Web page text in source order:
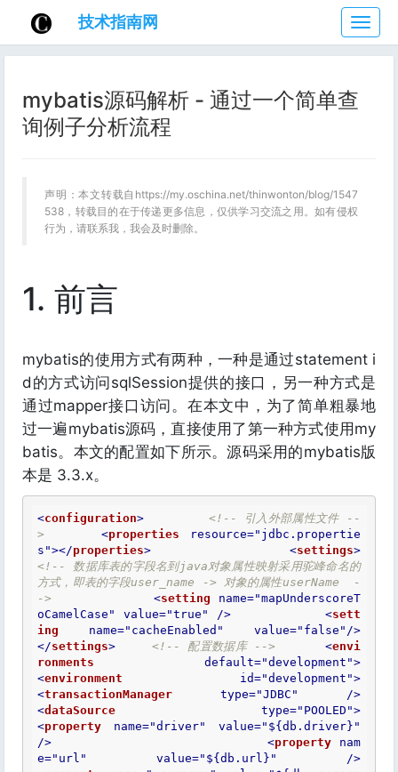
技
术
指
技术指南网
mybatis源码解析 - 通过一个简单查
询例子分析流程
声明：本文转载自https://my.oschina.net/thinwonton/blog/1547
538，转载目的在于传递更多信息，仅供学习交流之用。如有侵权
行为，请联系我，我会及时删除。
1. 前言
mybatis的使用方式有两种，一种是通过statement i
d的方式访问sqlSession提供的接口，另一种方式是
通过mapper接口访问。在本文中，为了简单粗暴地
过一遍mybatis源码，直接使用了第一种方式使用my
batis。本文的配置如下所示。源码采用的mybatis版
本是 3.3.x。
<configuration>
<!-- 引入外部属性文件 --
>
<properties resource="jdbc.propertie
s"></properties> <settings>
<!-- 数据库表的字段名到java对象属性映射采用驼峰命名的
方式，即表的字段user_name -> 对象的属性userName  -
->
<setting name="mapUnderscoreT
oCamelCase"
value="true" /> <sett
ing
name="cacheEnabled" value="false" />
</settings> <!-- 配置数据库 --> <envi
ronments
default="development">
<environment id="development">
<transactionManager type="JDBC"
/>
<dataSource type="POOLED">
<property name="driver" value="${db.driver}"
/>
<property
nam
e="url" value="${db.url}"
/>